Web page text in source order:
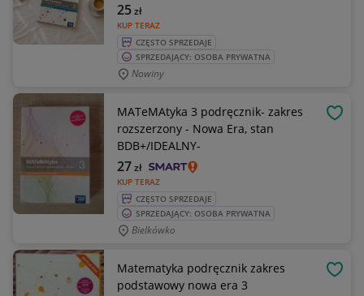
KUP TERAZ
25zł
CZĘSTO SPRZEDAJE
SPRZEDAJĄCY: OSOBA PRYWATNA
Nowiny
MATeMAtyka 3 podręcznik- zakres
rozszerzony - Nowa Era, stan
BDB+/IDEALNY-
KUP TERAZ
27zł
CZĘSTO SPRZEDAJE
SPRZEDAJĄCY: OSOBA PRYWATNA
Bielkówko
Matematyka podręcznik zakres
podstawowy nowa era 3